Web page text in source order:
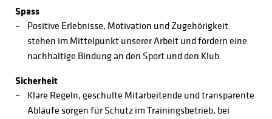
Spass
Positive Erlebnisse, Motivation und Zugehörigkeit
stehen im Mittelpunkt unserer Arbeit und fördern eine
nachhaltige Bindung an den Sport und den Klub.
Sicherheit
Klare Regeln, geschulte Mitarbeitende und transparente
Abläufe sorgen für Schutz im Trainingsbetrieb, bei